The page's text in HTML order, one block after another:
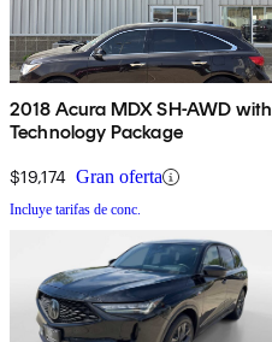
2018 Acura MDX SH-AWD with
Technology Package
$19,174 Gran oferta
Incluye tarifas de conc.